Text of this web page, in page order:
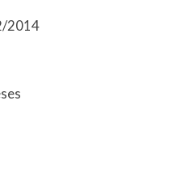
2014